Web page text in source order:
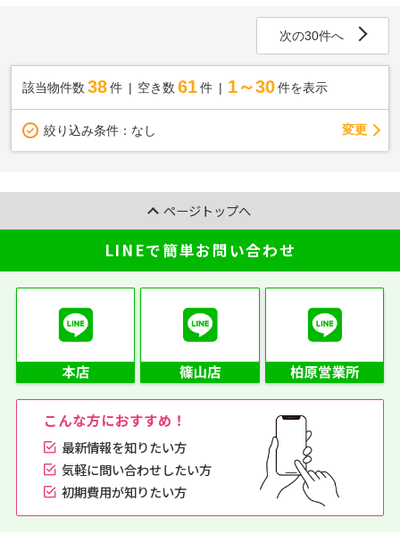
次の30件へ
該当物件数 38件 空き数 61 件 1～30 件を表示
絞り込み条件： なし 変更
ページトップへ
LINEで簡単お問い合わせ
こんな方におすすめ！
最新情報を知りたい方
気軽に問い合わせしたい方
初期費用が知りたい方